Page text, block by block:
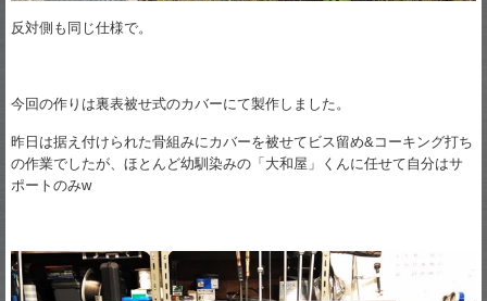
反対側も同じ仕様で。
今回の作りは裏表被せ式のカバーにて製作しました。
昨日は据え付けられた骨組みにカバーを被せてビス留め&コーキング打ち
の作業でしたが、ほとんど幼馴染みの「大和屋」くんに任せて自分はサ
ポートのみw